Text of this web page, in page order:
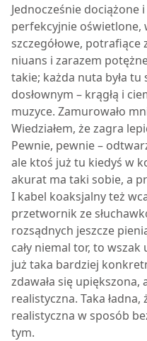
Jednocześnie dociążone
perfekcyjnie oświetlone,
szczegółowe,
niuans i zarazem
takie; każda nuta była
dosłownym – krągłą i
muzyce. Zamurowało
Wiedziałem, że zagra
Pewnie, pewnie –
ale ktoś już tu kiedyś w
akurat ma taki sobie, a
I kabel koaksjalny też
przetwornik ze
rozsądnych jeszcze
cały niemal tor, to
już taka bardziej
zdawała się
realistyczna. Taka ładna,
realistyczna w sposób
tym.